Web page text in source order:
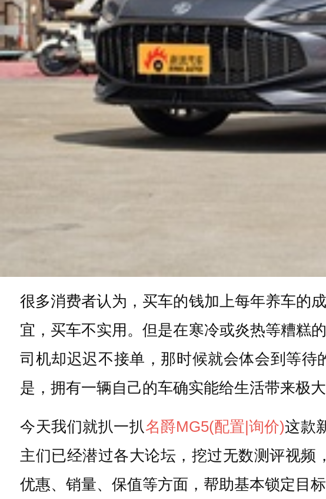
很多消费者认为，买车的钱加上每年养车的
宜，买车不实用。但是在寒冷或炎热等糟糕
司机却迟迟不接单，那时候就会体会到等
是，拥有一辆自己的车确实能给生活带来极
今天我们就扒一扒名爵MG5(配置 |询价)这款
主们已经潜过各大论坛，挖过无数测评视
优惠、销量、保值等方面，帮助基本锁定目